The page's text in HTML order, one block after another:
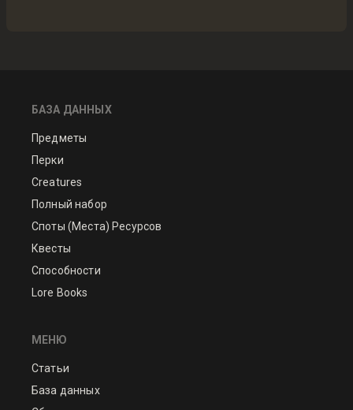
БАЗА ДАННЫХ
Предметы
Перки
Creatures
Полный набор
Споты (Места) Ресурсов
Квесты
Способности
Lore Books
МЕНЮ
Статьи
База данных